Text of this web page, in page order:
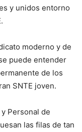
y unidos entorno
moderno y de
puede entender
de los
SNTE joven.
Personal de
las filas de tan